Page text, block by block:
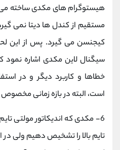
هیستوگرام های مکدی ساخته
مستقیم از کندل ها دیتا نمی
کیجنسن می گیرد. پس از این
سیگنال لاین مکدی اشاره نمود
خطاها و کاربرد دیگر و در
است، البته در بازه زمانی
6- مکدی که اندیکاتور مولتی
تایم بالا را تشخیص دهیم ولی در